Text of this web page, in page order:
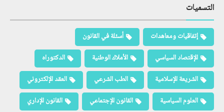
التسميات
إتفاقيات ومعاهدات
أسئلة في القانون
الإقتصاد السياسي
الأملاك الوطنية
الدكتوراه
الشريعة الإسلامية
الطب الشرعي
العقد الإلكتروني
العلوم السياسية
القانون الإجتماعي
القانون الإداري